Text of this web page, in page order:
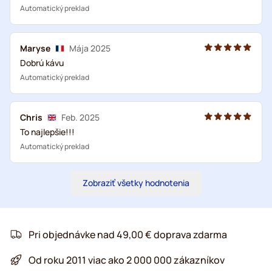
Automatický preklad
Maryse
Mája 2025
Dobrú kávu
Automatický preklad
Chris
Feb. 2025
To najlepšie!!!
Automatický preklad
Zobraziť všetky hodnotenia
Pri objednávke nad 49,00 € doprava zdarma
Od roku 2011 viac ako 2 000 000 zákazníkov